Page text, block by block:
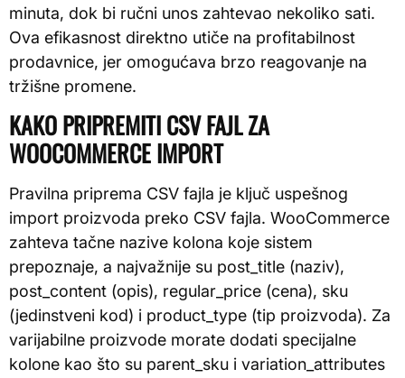
minuta, dok bi ručni unos zahtevao nekoliko sati.
Ova efikasnost direktno utiče na profitabilnost
prodavnice, jer omogućava brzo reagovanje na
tržišne promene.
KAKO PRIPREMITI CSV FAJL ZA
WOOCOMMERCE IMPORT
Pravilna priprema CSV fajla je ključ uspešnog
import proizvoda preko CSV fajla. WooCommerce
zahteva tačne nazive kolona koje sistem
prepoznaje, a najvažnije su post_title (naziv),
post_content (opis), regular_price (cena), sku
(jedinstveni kod) i product_type (tip proizvoda). Za
varijabilne proizvode morate dodati specijalne
kolone kao što su parent_sku i variation_attributes